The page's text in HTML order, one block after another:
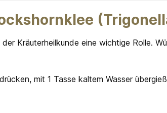
Kräuterheilkunde eine wichtige Rolle.
mit 1 Tasse kaltem Wasser